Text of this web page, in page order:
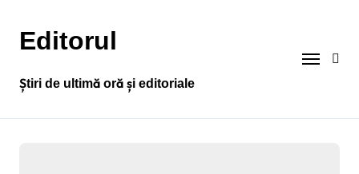
conținut
Editorul
Știri de ultimă oră și editoriale